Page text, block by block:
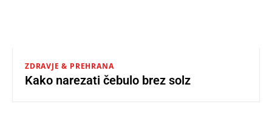
ZDRAVJE & PREHRANA
Kako narezati čebulo brez solz